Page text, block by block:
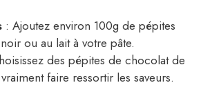
: Ajoutez environ 100g de pépites
ou au lait à votre pâte.
des pépites de chocolat de
faire ressortir les saveurs.